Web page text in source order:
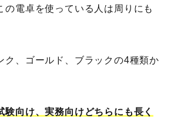
の電卓を使っている人は周りにも
ク、ゴールド、ブラックの4種類か
験向け、実務向けどちらにも長く